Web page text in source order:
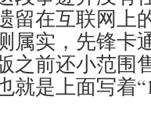
留在互联网上
属实，先锋卡
之前还小范围
就是上面写着